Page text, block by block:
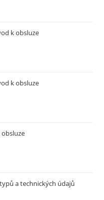
k obsluze
k obsluze
a technických údajů